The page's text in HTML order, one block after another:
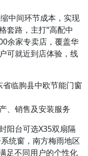
中间环节成本，实现
套路，主打“高配中
余家专卖店，覆盖华
可就近到店体验，线
临朐县中欧节能门窗
、销售及安装服务
台可选X35双扇隔
统窗，南方梅雨地区
足不同用户的个性化